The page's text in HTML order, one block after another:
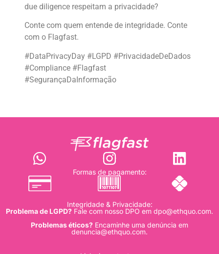
due diligence respeitam a privacidade?
Conte com quem entende de integridade. Conte
com o Flagfast.
#DataPrivacyDay #LGPD #PrivacidadeDeDados
#Compliance #Flagfast
#SegurançaDaInformação
Formas de pagamento:
Integridade & Privacidade:
Problema de LGPD? Fale com nosso DPO em dpo@ethquo.com.
Problemas éticos? Encaminhe uma denúncia em
denuncia@ethquo.com.